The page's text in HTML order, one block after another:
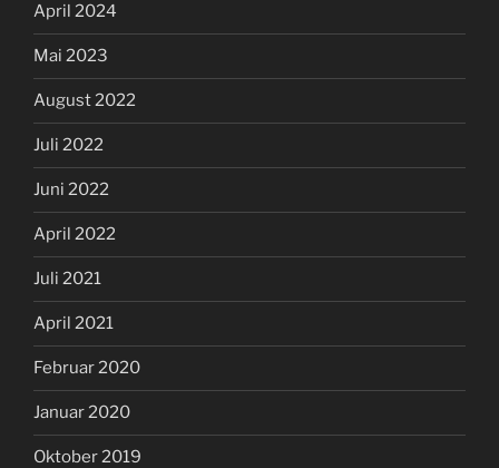
April 2024
Mai 2023
August 2022
Juli 2022
Juni 2022
April 2022
Juli 2021
April 2021
Februar 2020
Januar 2020
Oktober 2019